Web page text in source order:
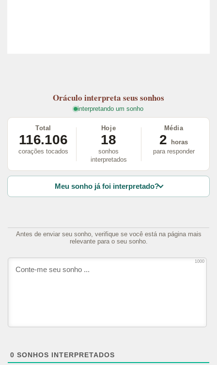
Oráculo interpreta seus sonhos
interpretando um sonho
Total
116.106
corações tocados
Hoje
18
sonhos
interpretados
Média
2
horas
para responder
Meu sonho já foi interpretado?
Antes de enviar seu sonho, verifique se você está na página mais
relevante para o seu sonho.
1000
0 SONHOS INTERPRETADOS